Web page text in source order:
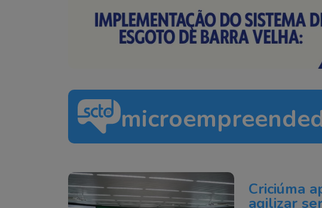
Criciúma
agilizar